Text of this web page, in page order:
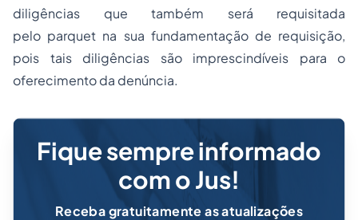
diligências que também será requisitada
pelo parquet na sua fundamentação de requisição,
pois tais diligências são imprescindíveis para o
oferecimento da denúncia.
Fique sempre informado
com o Jus!
Receba gratuitamente as atualizações